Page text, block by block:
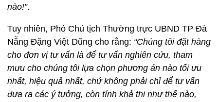
nào!”.
Tuy nhiên, Phó Chủ tịch Thường trực UBND TP Đà
Nẵng Đặng Việt Dũng cho rằng: “Chúng tôi đặt hàng
cho đơn vị tư vấn là để tư vấn nghiên cứu, tham
mưu cho chúng tôi lựa chọn phương án nào tối ưu
nhất, hiệu quả nhất, chứ không phải chỉ để tư vấn
đưa ra các ý tưởng, còn tính khả thi như thế nào,